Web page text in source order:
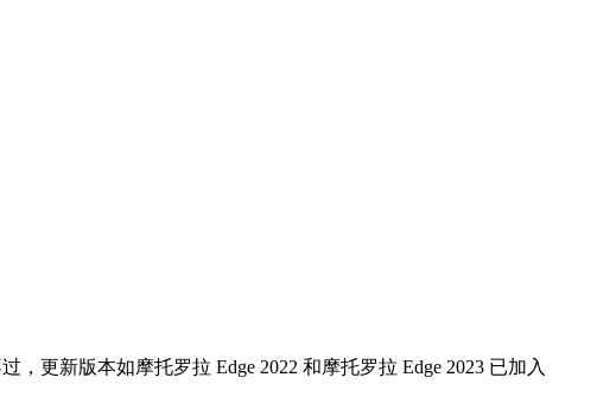
，更新版本如摩托罗拉 Edge 2022 和摩托罗拉 Edge 2023 已加入